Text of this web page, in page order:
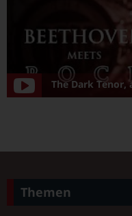
The Dark Tenor,
Themen